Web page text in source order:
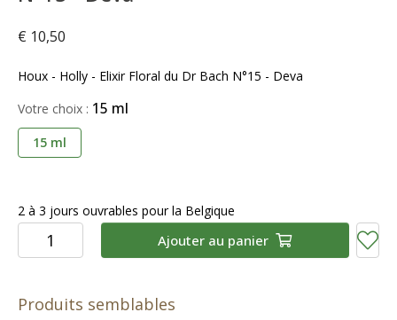
€ 10,50
Houx - Holly - Elixir Floral du Dr Bach N°15 - Deva
Votre choix : 15 ml
15 ml
2 à 3 jours ouvrables pour la Belgique
Ajouter au panier
Produits semblables